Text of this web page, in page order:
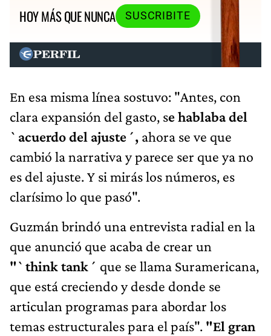
HOY MÁS QUE NUNCA
SUSCRIBITE
En esa misma línea sostuvo: "Antes, con
clara expansión del gasto, se hablaba del
`acuerdo del ajuste´, ahora se ve que
cambió la narrativa y parece ser que ya no
es del ajuste. Y si mirás los números, es
clarísimo lo que pasó".
Guzmán brindó una entrevista radial en la
que anunció que acaba de crear un
"`think tank´ que se llama Suramericana,
que está creciendo y desde donde se
articulan programas para abordar los
temas estructurales para el país". "El gran